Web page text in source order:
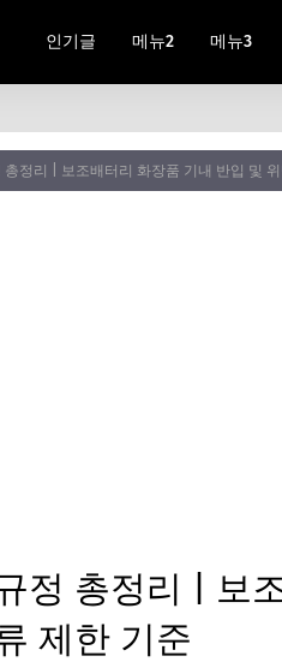
인기글 메뉴2 메뉴3
정리 | 보조배터리 화장품 기내 반입 및
정 총정리 | 보
제한 기준